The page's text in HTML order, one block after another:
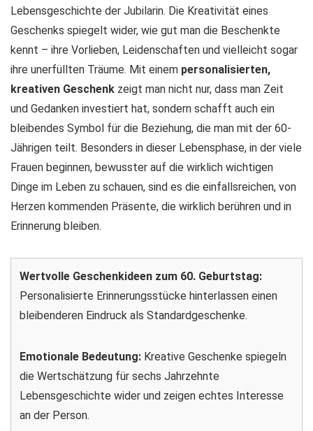
Lebensgeschichte der Jubilarin. Die Kreativität eines
Geschenks spiegelt wider, wie gut man die Beschenkte
kennt – ihre Vorlieben, Leidenschaften und vielleicht sogar
ihre unerfüllten Träume. Mit einem personalisierten,
kreativen Geschenk zeigt man nicht nur, dass man Zeit
und Gedanken investiert hat, sondern schafft auch ein
bleibendes Symbol für die Beziehung, die man mit der 60-
Jährigen teilt. Besonders in dieser Lebensphase, in der viele
Frauen beginnen, bewusster auf die wirklich wichtigen
Dinge im Leben zu schauen, sind es die einfallsreichen, von
Herzen kommenden Präsente, die wirklich berühren und in
Erinnerung bleiben.
Wertvolle Geschenkideen zum 60. Geburtstag:
Personalisierte Erinnerungsstücke hinterlassen einen
bleibenderen Eindruck als Standardgeschenke.
Emotionale Bedeutung: Kreative Geschenke spiegeln
die Wertschätzung für sechs Jahrzehnte
Lebensgeschichte wider und zeigen echtes Interesse
an der Person.